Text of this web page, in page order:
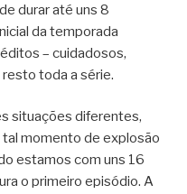
durar até uns 8
da temporada
– cuidadosos,
toda a série.
situações diferentes,
momento de explosão
estamos com uns 16
o primeiro episódio. A